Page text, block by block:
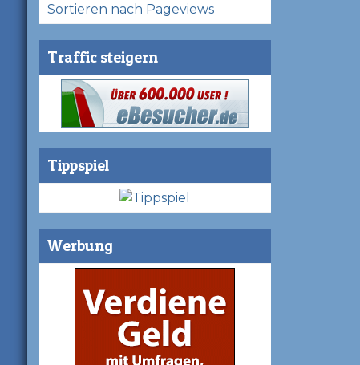
Sortieren nach Pageviews
Traffic steigern
Tippspiel
Werbung